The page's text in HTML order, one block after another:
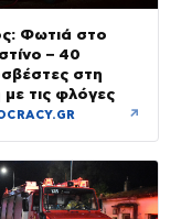
Φωτιά στο
– 40
στη
τις φλόγες
↗